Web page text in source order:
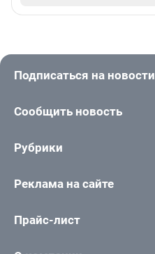
Подписаться на новости
Сообщить новость
Рубрики
Реклама на сайте
Прайс-лист